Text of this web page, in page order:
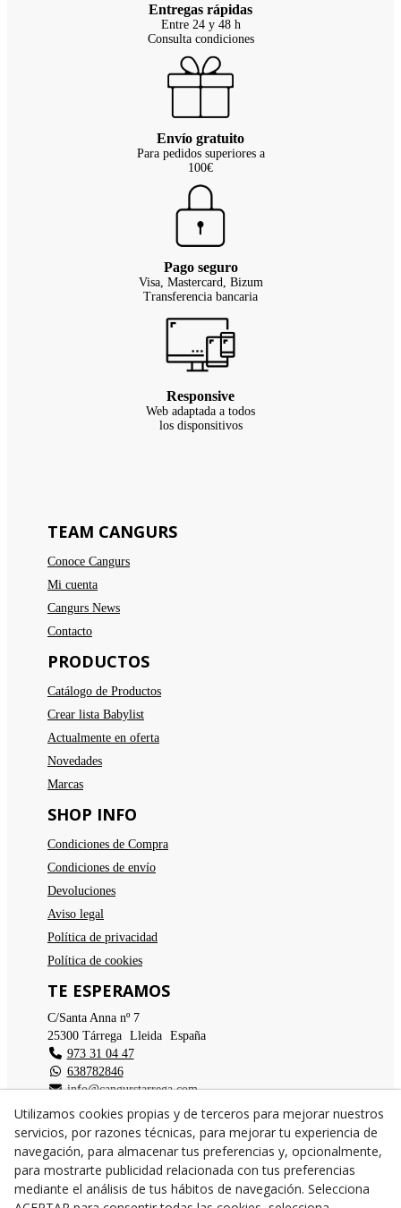
Entregas rápidas
Entre 24 y 48 h
Consulta condiciones
Envío gratuito
Para pedidos superiores a
100€
Pago seguro
Visa, Mastercard, Bizum
Transferencia bancaria
Responsive
Web adaptada a todos
los disponsitivos
TEAM CANGURS
Conoce Cangurs
Mi cuenta
Cangurs News
Contacto
PRODUCTOS
Catálogo de Productos
Crear lista Babylist
Actualmente en oferta
Novedades
Marcas
SHOP INFO
Condiciones de Compra
Condiciones de envío
Devoluciones
Aviso legal
Política de privacidad
Política de cookies
TE ESPERAMOS
C/Santa Anna nº 7
25300 Tárrega Lleida España
973 31 04 47
638782846
info@cangurstarrega.com
© 08/2026 Cangurs - Todos los derechos reservados.
Utilizamos cookies propias y de terceros para mejorar nuestros
servicios, por razones técnicas, para mejorar tu experiencia de
navegación, para almacenar tus preferencias y, opcionalmente,
para mostrarte publicidad relacionada con tus preferencias
mediante el análisis de tus hábitos de navegación. Selecciona